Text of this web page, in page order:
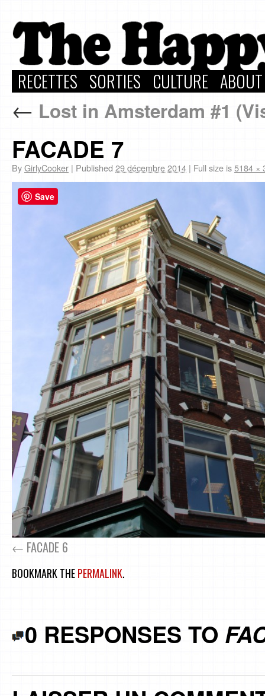
RECETTES SORTIES CULTURE
← Lost in Amsterdam #1
FACADE 7
ByGirlyCooker | Published 29 décembre 2014 | Full size is5184 ×
FACADE 6
BOOKMARK THEPERMALINK.
0 RESPONSES TO
Save